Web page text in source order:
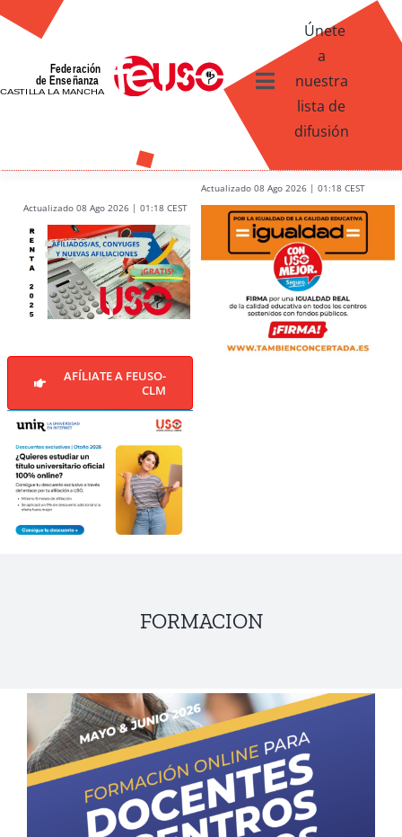
Skip
content
Toggle
Navigation
Contacto
Únete
a
nuestra
lista de
difusión
Actualizado 08 Ago 2026 | 01:18 CEST
Actualizado 08 Ago 2026 | 01:18 CEST
AFÍLIATE A FEUSO-
CLM
FORMACION